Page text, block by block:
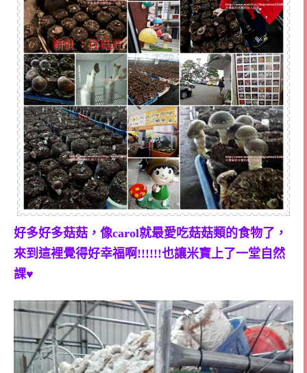
好多好多菇菇，像carol就最愛吃菇菇類的食物了，
來到這裡覺得好幸福啊!!!!!!也讓米寶上了一堂自然
課♥